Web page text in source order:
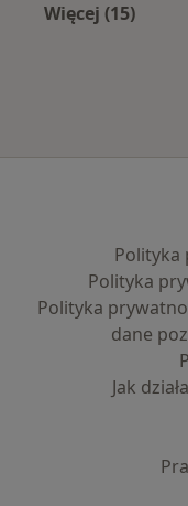
Więcej (15)
Polityka
Polityka
Polityka
dane
Jak